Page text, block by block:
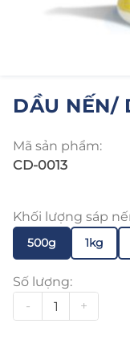
DẦU NẾN/
Mã sản phẩm:
CD-0013
Khối lượng sáp
500g 1kg
Số lượng:
-
+